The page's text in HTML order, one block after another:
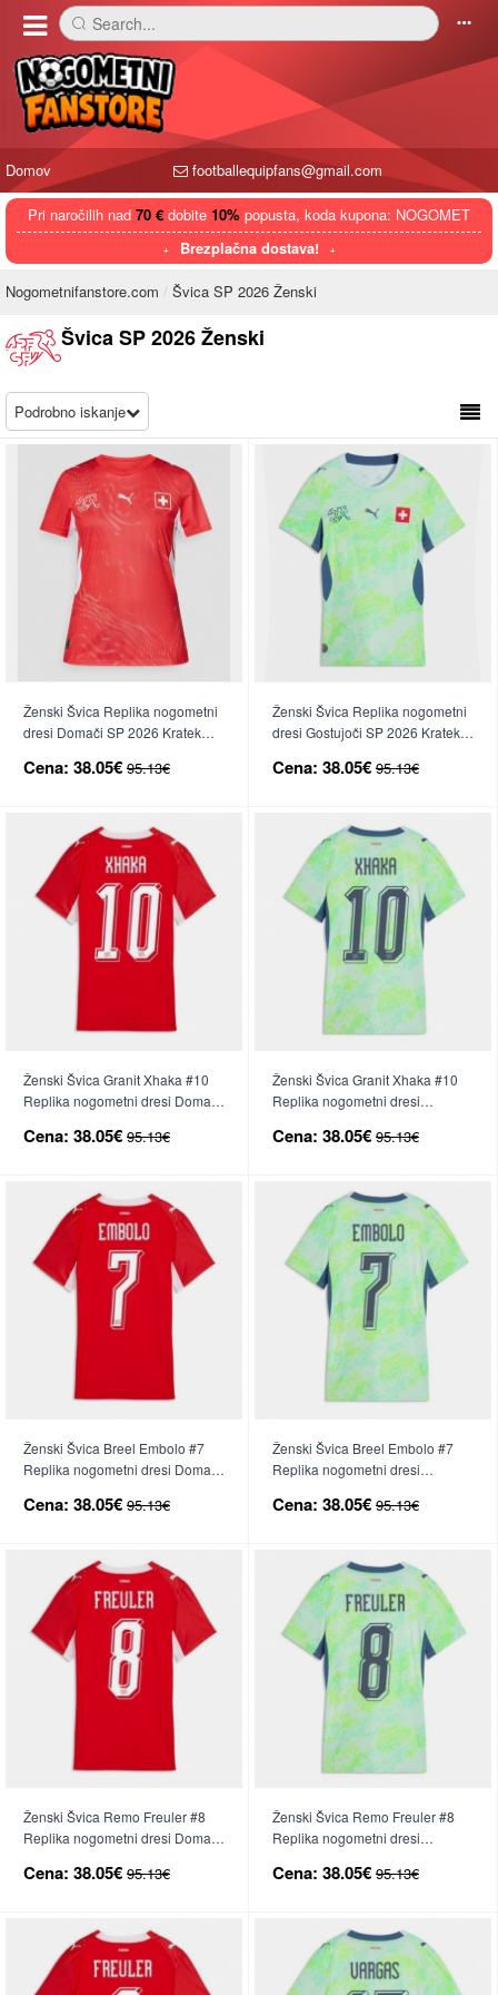
󰅼 Search... 󰄒
Domov footballequipfans@gmail.com
Pri naročilih nad 70 € dobite 10% popusta, koda kupona: NOGOMET
Brezplačna dostava!
Nogometnifanstore.com Švica SP 2026 Ženski
Švica SP 2026 Ženski
Podrobno iskanje
Ženski Švica Replika nogometni
dresi Domači SP 2026 Kratek
Cena: 38.05€ 95.13€
Ženski Švica Replika nogometni
dresi Gostujoči SP 2026 Kratek
Cena: 38.05€ 95.13€
Ženski Švica Granit Xhaka #10
Replika nogometni dresi Domači
Cena: 38.05€ 95.13€
Ženski Švica Granit Xhaka #10
Replika nogometni dresi
Cena: 38.05€ 95.13€
Ženski Švica Breel Embolo #7
Replika nogometni dresi Domači
Cena: 38.05€ 95.13€
Ženski Švica Breel Embolo #7
Replika nogometni dresi
Cena: 38.05€ 95.13€
Ženski Švica Remo Freuler #8
Replika nogometni dresi Domači
Cena: 38.05€ 95.13€
Ženski Švica Remo Freuler #8
Replika nogometni dresi
Cena: 38.05€ 95.13€